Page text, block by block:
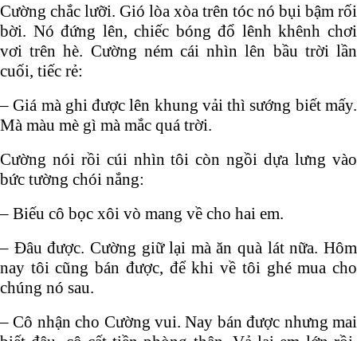
Cường chắc lưỡi. Gió lòa xòa trên tóc nó bụi bậm rối
bời. Nó đứng lên, chiếc bóng đổ lênh khênh chơi
vơi trên hè. Cường ném cái nhìn lên bầu trời lần
cuối, tiếc rẻ:
– Giá mà ghi được lên khung vải thì sướng biết mấy.
Mà màu mè gì mà mắc quá trời.
Cường nói rồi cúi nhìn tôi còn ngồi dựa lưng vào
bức tường chói nắng:
– Biếu cô bọc xôi vò mang về cho hai em.
– Đâu được. Cường giữ lại mà ăn quà lát nữa. Hôm
nay tôi cũng bán được, để khi về tôi ghé mua cho
chúng nó sau.
– Cô nhận cho Cường vui. Nay bán được nhưng mai